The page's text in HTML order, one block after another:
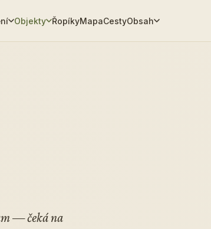
Objekty ŘopíkyMapaCestyObsah
— čeká na